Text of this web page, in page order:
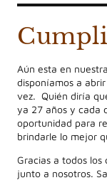
Aún esta en
disponíamos a
vez. Quién diría
ya 27 años y cada
oportunidad para
brindarle lo mejor
Gracias a todos los
junto a nosotros.